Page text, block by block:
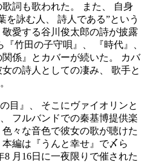
歌詞も歌われた。 また、 自身
を詠む人、 詩人である”という
愛する谷川俊太郎の詩が披露
竹田の子守唄』、 『時代』、
関係』とカバーが続いた。 カバ
の詩人としての凄み、 歌手と
目』、 そこにヴァイオリンと
フルバンドでの秦基博提供楽
々な音色で彼女の歌が聴けた
編は『うんと幸せ』で〆ら
8 月16日に一夜限りで催された